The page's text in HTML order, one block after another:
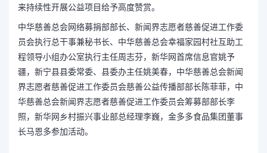
来持续性开展公益项目给予高度赞赏。
中华慈善总会网络募捐部部长、新闻界志愿者慈善促进工作委
员会执行总干事兼秘书长、中华慈善总会幸福家园村社互助工
程领导小组办公室执行主任周志芬，新华网首席信息官姚予
疆，新宁县县委常委、县委办主任姚美春，中华慈善总会新闻
界志愿者慈善促进工作委员会慈善公益传播部部长陈菲菲，中
华慈善总会新闻界志愿者慈善促进工作委员会筹募部部长李
照，新华网乡村振兴事业部总经理李巍，金多多食品集团董事
长马恩多参加活动。